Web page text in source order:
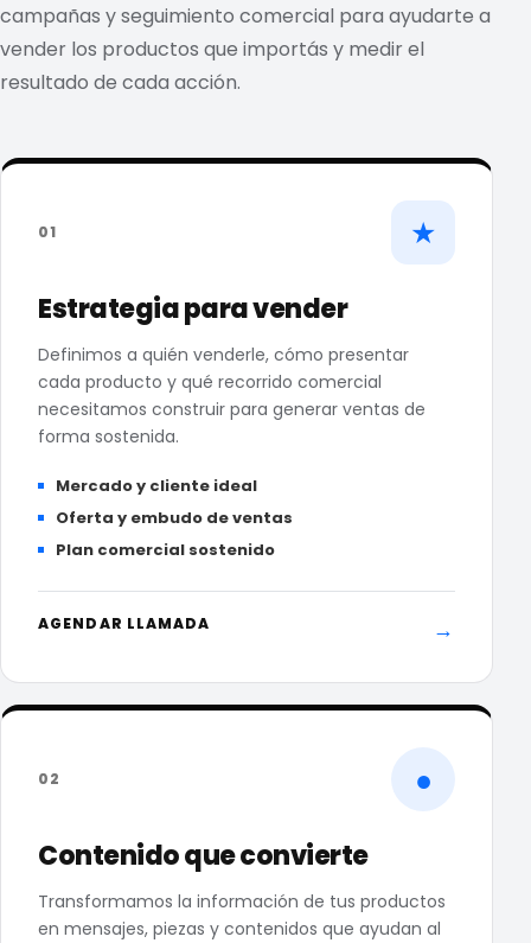
campañas y seguimiento comercial para ayudarte a
vender los productos que importás y medir el
resultado de cada acción.
01 ★
Estrategia para vender
Definimos a quién venderle, cómo presentar
cada producto y qué recorrido comercial
necesitamos construir para generar ventas de
forma sostenida.
Mercado y cliente ideal
Oferta y embudo de ventas
Plan comercial sostenido
AGENDAR LLAMADA →
02 ●
Contenido que convierte
Transformamos la información de tus productos
en mensajes, piezas y contenidos que ayudan al